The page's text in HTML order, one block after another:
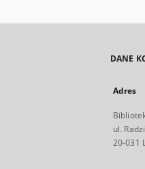
DANE
Adres
ul.
20-031